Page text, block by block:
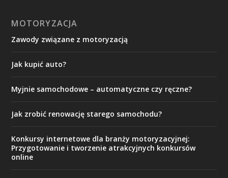
MOTORYZACJA
Zawody związane z motoryzacją
Jak kupić auto?
Myjnie samochodowe – automatyczne czy ręczne?
Jak zrobić renowację starego samochodu?
Konkursy internetowe dla branży motoryzacyjnej:
Przygotowanie i tworzenie atrakcyjnych konkursów
online